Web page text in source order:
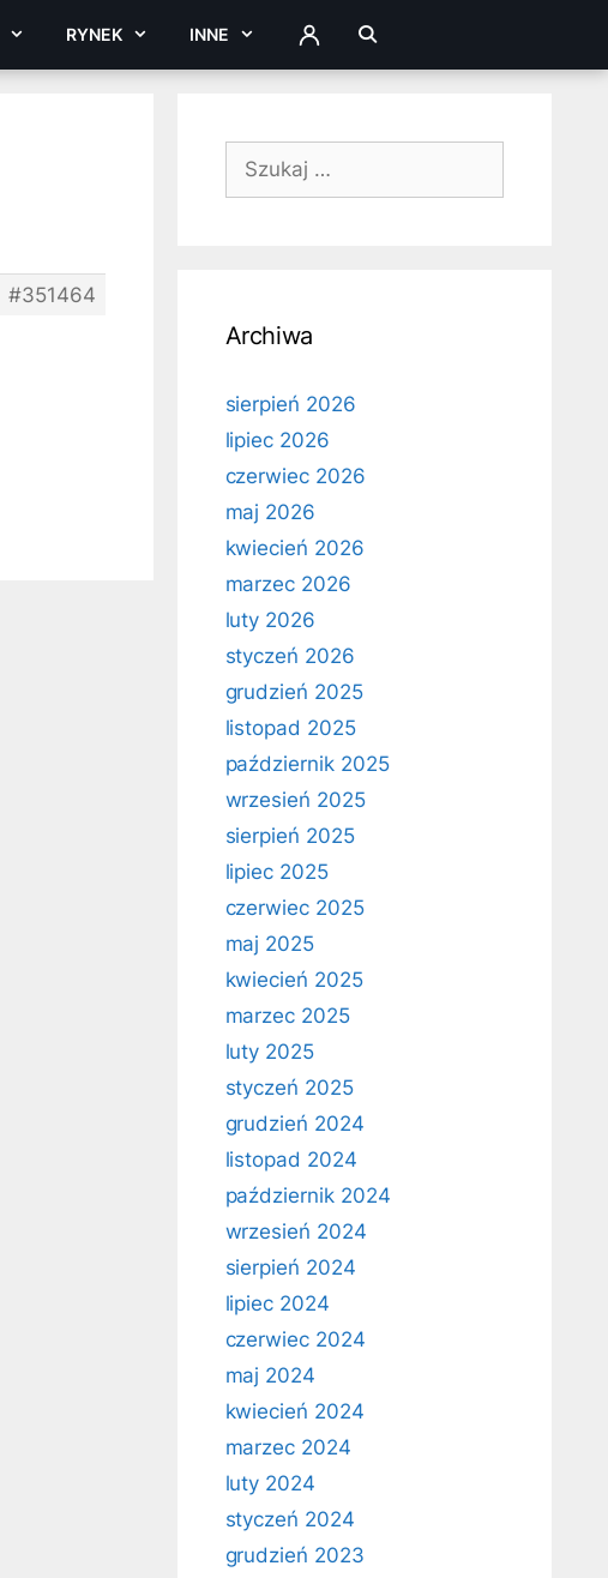
RYNEK INNE ZALOGUJ
#351464
Szukaj:
Archiwa
sierpień 2026
lipiec 2026
czerwiec 2026
maj 2026
kwiecień 2026
marzec 2026
luty 2026
styczeń 2026
grudzień 2025
listopad 2025
październik 2025
wrzesień 2025
sierpień 2025
lipiec 2025
czerwiec 2025
maj 2025
kwiecień 2025
marzec 2025
luty 2025
styczeń 2025
grudzień 2024
listopad 2024
październik 2024
wrzesień 2024
sierpień 2024
lipiec 2024
czerwiec 2024
maj 2024
kwiecień 2024
marzec 2024
luty 2024
styczeń 2024
grudzień 2023